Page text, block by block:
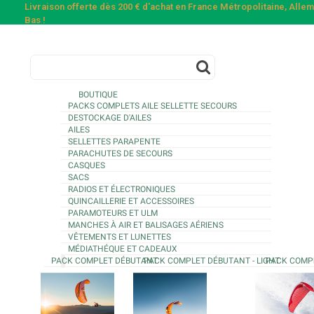
Livraison offerte dès 200 € d'achat en France Métropolitaine,
Bas !
BOUTIQUE
PACKS COMPLETS AILE SELLETTE SECOURS
DESTOCKAGE D'AILES
AILES
SELLETTES PARAPENTE
PARACHUTES DE SECOURS
CASQUES
SACS
RADIOS ET ÉLECTRONIQUES
QUINCAILLERIE ET ACCESSOIRES
PARAMOTEURS ET ULM
MANCHES À AIR ET BALISAGES AÉRIENS
VÊTEMENTS ET LUNETTES
MÉDIATHÉQUE ET CADEAUX
PACK COMPLET DÉBUTANTPACK COMPLET DÉBUTANT - LIGHT
PACK